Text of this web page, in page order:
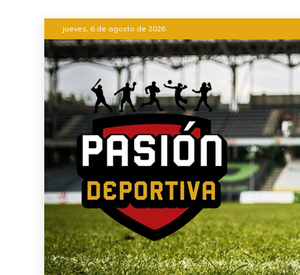
jueves, 6 de agosto de 2026
INFORMACIÓN DEL ACONTECER